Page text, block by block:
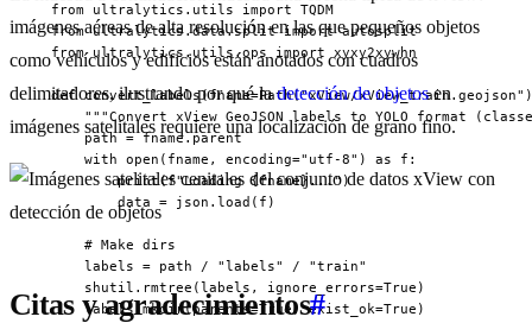
  from ultralytics.utils import TQDM
  from ultralytics.data.split import autosplit
  from ultralytics.utils.ops import xyxy2xywhn
def convert_labels(fname=Path("xView/
"""Convert xView GeoJSON labels to YOLO format
      path = fname.parent
      with open(fname, encoding="utf-8") as f:
          print(f"Loading {fname}...")
          data = json.load(f)
      # Make dirs
      labels = path / "labels" / "train"
      shutil.rmtree(labels, ignore_errors=True)
      labels.mkdir(parents=True, exist_ok=True)
imágenes aéreas de alta resolución en las que pequeños objetos
como vehículos y edificios están anotados con cuadros
delimitadores, ilustrando por qué ladetección de objetosen
imágenes satelitales requiere una localización de grano fino.
Citas y agradecimientos#